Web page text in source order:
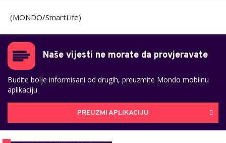
(MONDO/SmartLife)
Naše vijesti ne morate da provjeravate
Budite bolje informisani od drugih, preuzmite Mondo mobilnu
aplikaciju
PREUZMI APLIKACIJU